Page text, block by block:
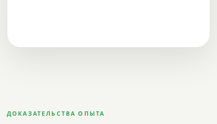
ДОКАЗАТЕЛЬСТВА ОПЫТА